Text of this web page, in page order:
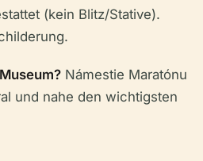
(kein Blitz/Stative).
Námestie Maratónu
und nahe den wichtigsten